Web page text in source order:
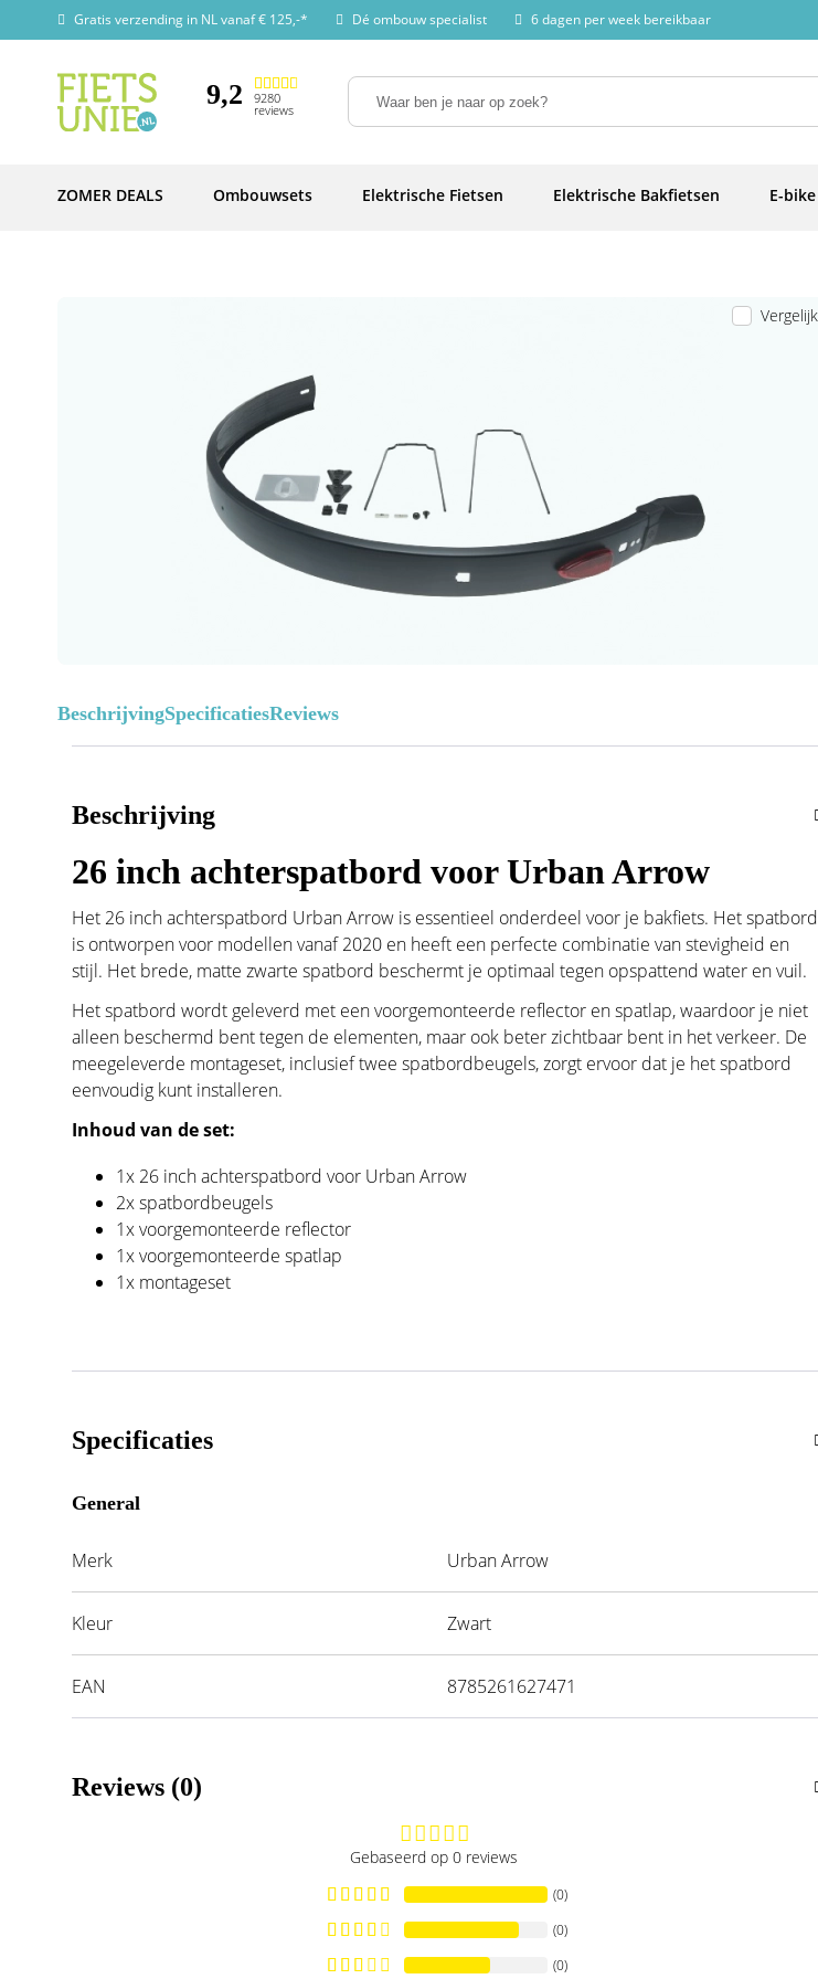
Gratis verzending in NL vanaf € 125,-* Dé ombouw specialist 6 dagen per week bereikbaar
9,2 9280
reviews
ZOMER DEALS Ombouwsets Elektrische Fietsen Elektrische Bakfietsen E-
Vergelijk
BeschrijvingSpecificatiesReviews
Beschrijving
26 inch achterspatbord voor Urban Arrow
Het 26 inch achterspatbord Urban Arrow is essentieel onderdeel voor je bakfiets. Het spatbord
is ontworpen voor modellen vanaf 2020 en heeft een perfecte combinatie van stevigheid en
stijl. Het brede, matte zwarte spatbord beschermt je optimaal tegen opspattend water en vuil.
Het spatbord wordt geleverd met een voorgemonteerde reflector en spatlap, waardoor je niet
alleen beschermd bent tegen de elementen, maar ook beter zichtbaar bent in het verkeer. De
meegeleverde montageset, inclusief twee spatbordbeugels, zorgt ervoor dat je het spatbord
eenvoudig kunt installeren.
Inhoud van de set:
1x 26 inch achterspatbord voor Urban Arrow
2x spatbordbeugels
1x voorgemonteerde reflector
1x voorgemonteerde spatlap
1x montageset
Specificaties
General
Merk Urban Arrow
Kleur Zwart
EAN 8785261627471
Reviews (0)
Gebaseerd op 0 reviews
(0)
(0)
(0)